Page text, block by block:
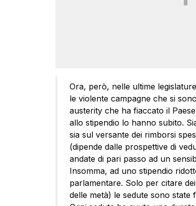
Ora, però, nelle ultime
le violente campagne che si
austerity che ha fiaccato il
allo stipendio lo hanno subito.
sia sul versante dei rimborsi
(dipende dalle prospettive di
andate di pari passo ad un
Insomma, ad uno stipendio
parlamentare. Solo per citare
delle metà) le sedute sono state